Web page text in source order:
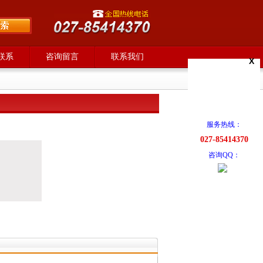
X
服务热线：
027-85414370
咨询QQ：
系 咨询留言 联系我们